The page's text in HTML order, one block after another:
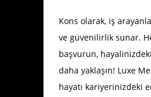
Kons olarak, iş
ve güvenilirlik sunar.
başvurun,
daha yaklaşın! Luxe
hayatı kariyerinizdeki